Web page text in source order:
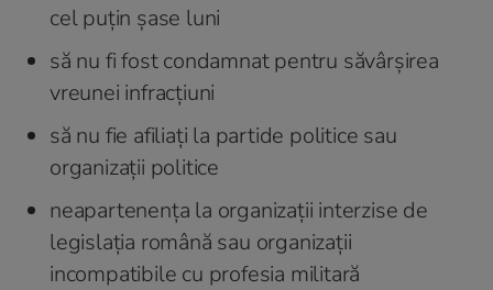
cel puțin șase luni
să nu fi fost condamnat pentru săvârşirea
vreunei infracţiuni
să nu fie afiliați la partide politice sau
organizații politice
neapartenența la organizații interzise de
legislația română sau organizații
incompatibile cu profesia militară